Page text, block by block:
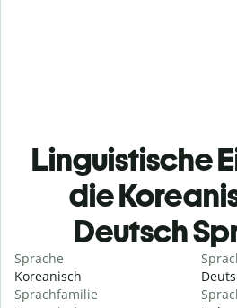
Linguistische
die
Deutsch
Sprache
Koreanisch
Sprachfamilie